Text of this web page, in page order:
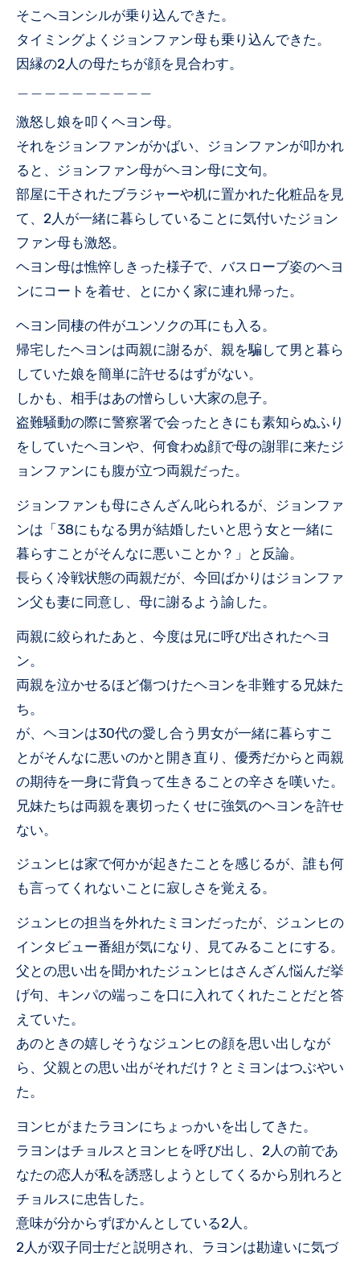
そこへヨンシルが乗り込んできた。
タイミングよくジョンファン母も乗り込んできた。
因縁の2人の母たちが顔を見合わす。
激怒し娘を叩くヘヨン母。
それをジョンファンがかばい、ジョンファンが叩かれ
ると、ジョンファン母がヘヨン母に文句。
部屋に干されたブラジャーや机に置かれた化粧品を見
て、2人が一緒に暮らしていることに気付いたジョン
ファン母も激怒。
ヘヨン母は憔悴しきった様子で、バスローブ姿のヘヨ
ンにコートを着せ、とにかく家に連れ帰った。
ヘヨン同棲の件がユンソクの耳にも入る。
帰宅したヘヨンは両親に謝るが、親を騙して男と暮ら
していた娘を簡単に許せるはずがない。
しかも、相手はあの憎らしい大家の息子。
盗難騒動の際に警察署で会ったときにも素知らぬふり
をしていたヘヨンや、何食わぬ顔で母の謝罪に来たジ
ョンファンにも腹が立つ両親だった。
ジョンファンも母にさんざん叱られるが、ジョンファ
ンは「38にもなる男が結婚したいと思う女と一緒に
暮らすことがそんなに悪いことか？」と反論。
長らく冷戦状態の両親だが、今回ばかりはジョンファ
ン父も妻に同意し、母に謝るよう諭した。
両親に絞られたあと、今度は兄に呼び出されたヘヨ
ン。
両親を泣かせるほど傷つけたヘヨンを非難する兄妹た
ち。
が、ヘヨンは30代の愛し合う男女が一緒に暮らすこ
とがそんなに悪いのかと開き直り、優秀だからと両親
の期待を一身に背負って生きることの辛さを嘆いた。
兄妹たちは両親を裏切ったくせに強気のヘヨンを許せ
ない。
ジュンヒは家で何かが起きたことを感じるが、誰も何
も言ってくれないことに寂しさを覚える。
ジュンヒの担当を外れたミヨンだったが、ジュンヒの
インタビュー番組が気になり、見てみることにする。
父との思い出を聞かれたジュンヒはさんざん悩んだ挙
げ句、キンパの端っこを口に入れてくれたことだと答
えていた。
あのときの嬉しそうなジュンヒの顔を思い出しなが
ら、父親との思い出がそれだけ？とミヨンはつぶやい
た。
ヨンヒがまたラヨンにちょっかいを出してきた。
ラヨンはチョルスとヨンヒを呼び出し、2人の前であ
なたの恋人が私を誘惑しようとしてくるから別れろと
チョルスに忠告した。
意味が分からずぽかんとしている2人。
2人が双子同士だと説明され、ラヨンは勘違いに気づ